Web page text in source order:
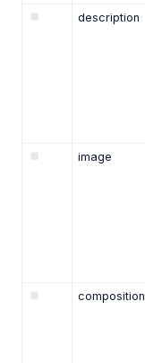
description
image
composition